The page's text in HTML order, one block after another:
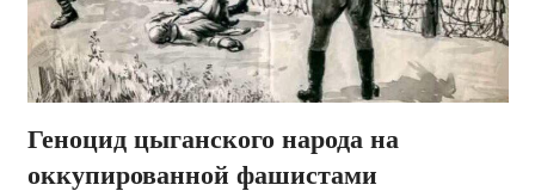
Геноцид цыганского народа на
оккупированной фашистами